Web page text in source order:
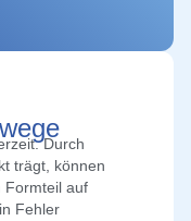
Durch
trägt, können
Formteil auf
Fehler